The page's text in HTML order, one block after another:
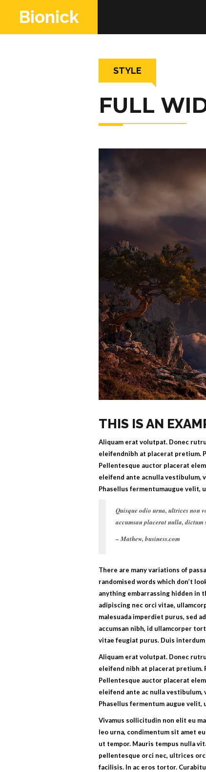
Bionick
webRedox
STYLE
FULL
THIS IS AN
Aliquam erat volutpat. Donec
eleifendnibh at placerat pretium.
Pellentesque auctor placerat
eleifend ante acnulla vestibulum,
Phasellus fermentumaugue velit,
Quisque odio urna, ultrices non
accumsan placerat nulla, dictum
– Mathew, business.com
There are many variations of
randomised words which don’t
anything embarrassing hidden in
adipiscing nec orci vitae,
malesuada imperdiet purus, sed
accumsan nibh, id ullamcorper
vitae feugiat purus. Duis
Aliquam erat volutpat. Donec
eleifend nibh at placerat pretium.
Pellentesque auctor placerat
eleifend ante ac nulla
Phasellus fermentum augue
Vivamus sollicitudin non elit eu
leo urna, condimentum sit amet
ut tempor. Mauris tempus nulla
pellentesque orci nec, ultrices
facilisis. In ac eros tortor.